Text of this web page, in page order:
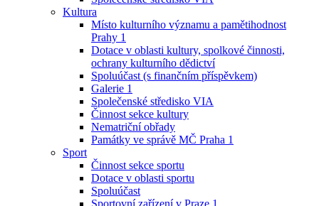
Kultura
Místo kulturního významu a pamětihodnost
Prahy 1
Dotace v oblasti kultury, spolkové činnosti,
ochrany kulturního dědictví
Spoluúčast (s finančním příspěvkem)
Galerie 1
Společenské středisko VIA
Činnost sekce kultury
Nematriční obřady
Památky ve správě MČ Praha 1
Sport
Činnost sekce sportu
Dotace v oblasti sportu
Spoluúčast
Sportovní zařízení v Praze 1